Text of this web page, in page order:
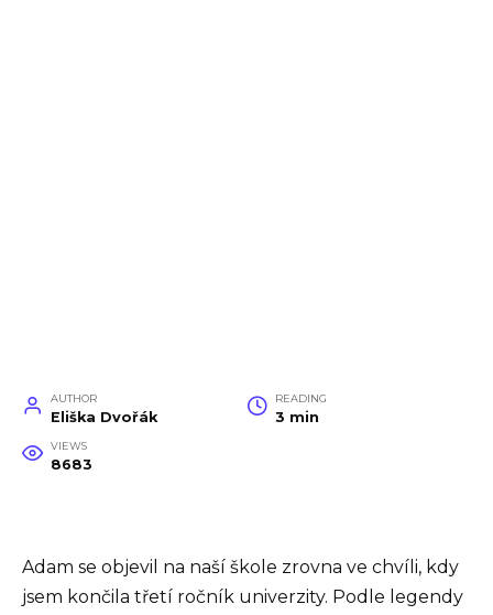
AUTHOR
Eliška Dvořák
READING
3 min
VIEWS
8683
Adam se objevil na naší škole zrovna ve chvíli, kdy
jsem končila třetí ročník univerzity. Podle legendy